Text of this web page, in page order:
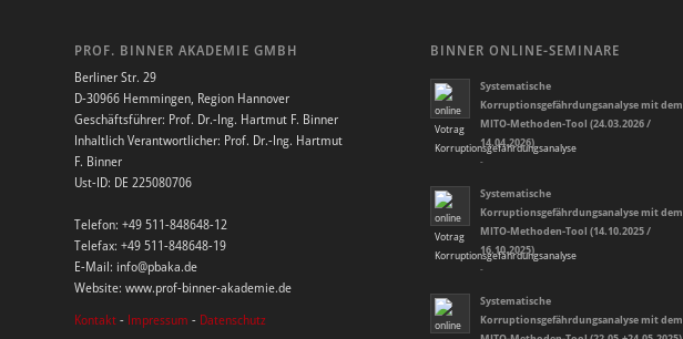
PROF. BINNER AKADEMIE GMBH
Berliner Str. 29
D-30966 Hemmingen, Region Hannover
Geschäftsführer: Prof. Dr.-Ing. Hartmut F. Binner
Inhaltlich Verantwortlicher: Prof. Dr.-Ing. Hartmut
F. Binner
Ust-ID: DE 225080706
Telefon: +49 511-848648-12
Telefax: +49 511-848648-19
E-Mail: info@pbaka.de
Website: www.prof-binner-akademie.de
Kontakt- Impressum - Datenschutz
BINNER ONLINE-SEMINARE
Systematische
Korruptionsgefährdungsanalyse mit dem
MITO-Methoden-Tool (24.03.2026 /
14.04.2026)
-
Systematische
Korruptionsgefährdungsanalyse mit dem
MITO-Methoden-Tool (14.10.2025 /
16.10.2025)
-
Systematische
Korruptionsgefährdungsanalyse mit dem